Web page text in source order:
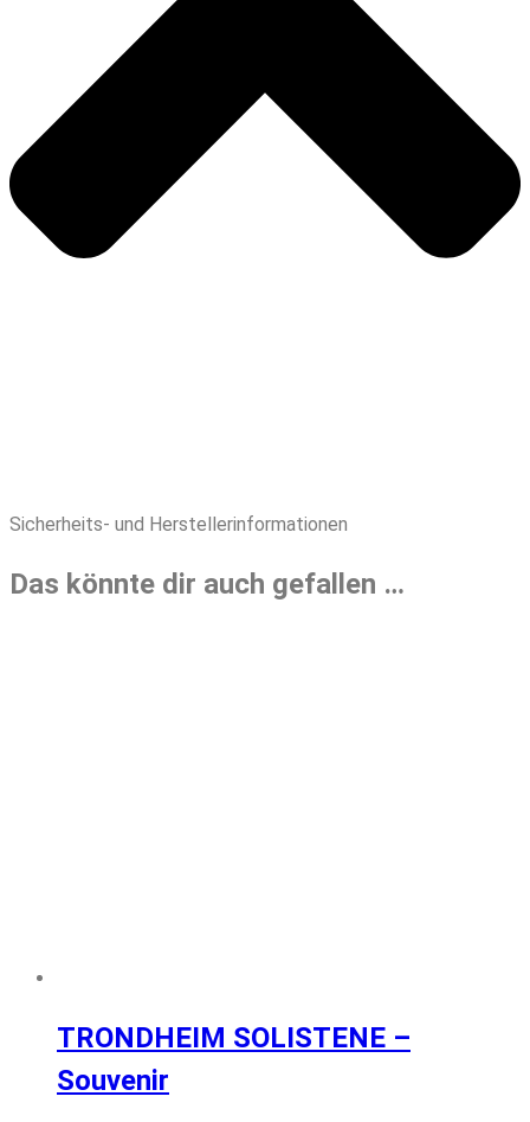
Sicherheits- und Herstellerinformationen
Das könnte dir auch gefallen …
TRONDHEIM SOLISTENE –
Souvenir